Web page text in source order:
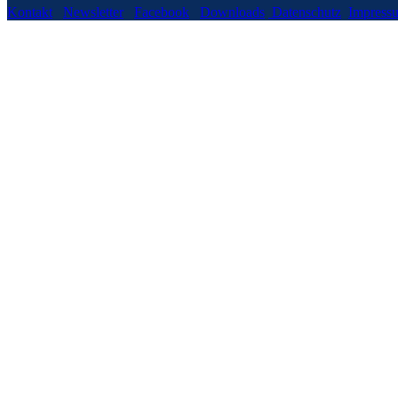
Kontakt Newsletter Facebook Downloads Datenschutz